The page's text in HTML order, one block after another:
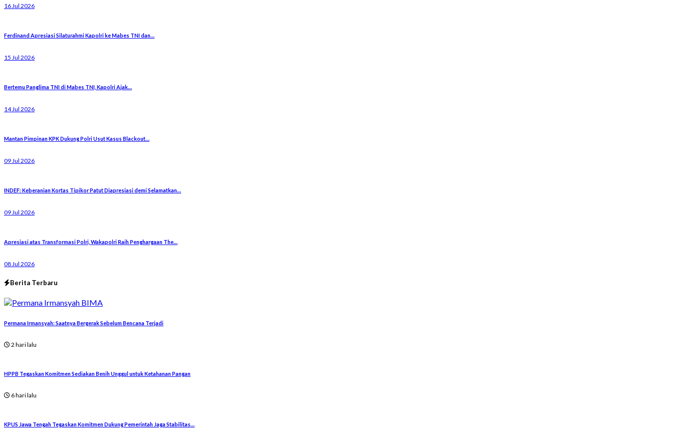
16 Jul 2026
Ferdinand Apresiasi Silaturahmi Kapolri ke Mabes TNI dan…
15 Jul 2026
Bertemu Panglima TNI di Mabes TNI, Kapolri Ajak…
14 Jul 2026
Mantan Pimpinan KPK Dukung Polri Usut Kasus Blackout…
09 Jul 2026
INDEF: Keberanian Kortas Tipikor Patut Diapresiasi demi Selamatkan…
09 Jul 2026
Apresiasi atas Transformasi Polri, Wakapolri Raih Penghargaan The…
08 Jul 2026
Berita Terbaru
Permana Irmansyah: Saatnya Bergerak Sebelum Bencana Terjadi
2 hari lalu
HPPB Tegaskan Komitmen Sediakan Benih Unggul untuk Ketahanan Pangan
6 hari lalu
KPUS Jawa Tengah Tegaskan Komitmen Dukung Pemerintah Jaga Stabilitas…